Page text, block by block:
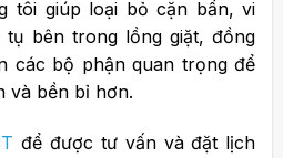
tôi giúp loại bỏ cặn bẩn, vi
bên trong lồng giặt, đồng
các bộ phận quan trọng để
và bền bỉ hơn.
để được tư vấn và đặt lịch